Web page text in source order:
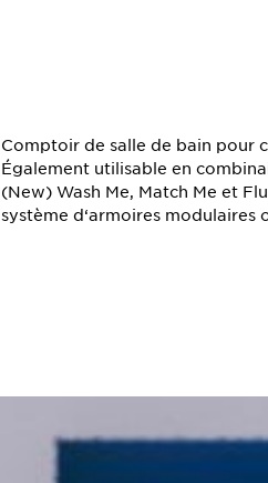
Comptoir de salle de bain pour
Également utilisable en
(New) Wash Me, Match Me et
système d‘armoires modulaires